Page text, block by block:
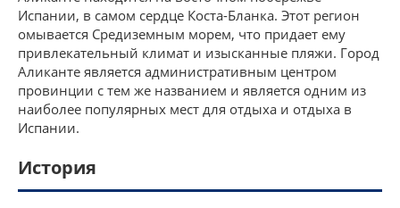
Испании, в самом сердце Коста-Бланка. Этот регион
омывается Средиземным морем, что придает ему
привлекательный климат и изысканные пляжи. Город
Аликанте является административным центром
провинции с тем же названием и является одним из
наиболее популярных мест для отдыха и отдыха в
Испании.
История